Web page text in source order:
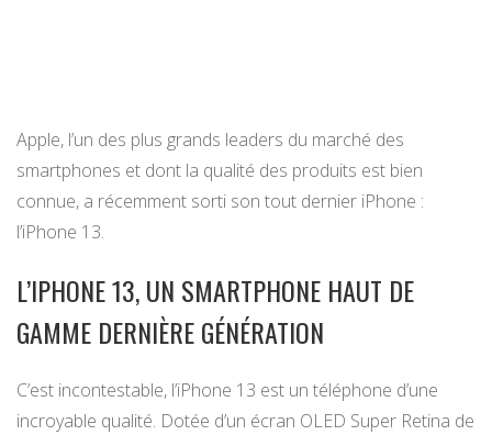
Apple, l’un des plus grands leaders du marché des
smartphones et dont la qualité des produits est bien
connue, a récemment sorti son tout dernier iPhone :
l’iPhone 13.
L’IPHONE 13, UN SMARTPHONE HAUT DE
GAMME DERNIÈRE GÉNÉRATION
C’est incontestable, l’iPhone 13 est un téléphone d’une
incroyable qualité. Dotée d’un écran OLED Super Retina de